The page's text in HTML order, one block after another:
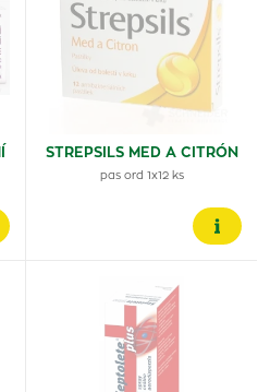
STREPSILS MED A CITRÓN
pas ord 1x12 ks